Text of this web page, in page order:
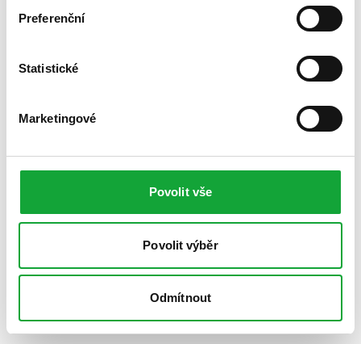
Preferenční
Statistické
Marketingové
Povolit vše
Povolit výběr
Odmítnout